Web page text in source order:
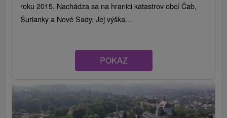
roku 2015. Nachádza sa na hranici katastrov obcí Čab,
Šurianky a Nové Sady. Jej výška...
POKAZ